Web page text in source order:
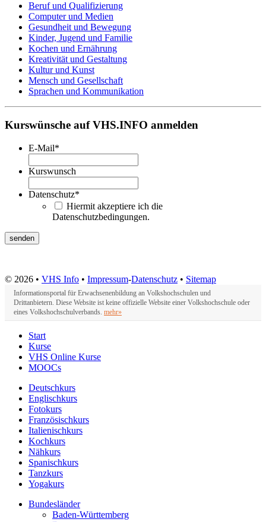
Beruf und Qualifizierung
Computer und Medien
Gesundheit und Bewegung
Kinder, Jugend und Familie
Kochen und Ernährung
Kreativität und Gestaltung
Kultur und Kunst
Mensch und Gesellschaft
Sprachen und Kommunikation
Kurswünsche auf VHS.INFO anmelden
E-Mail*
Kurswunsch
Datenschutz*
Hiermit akzeptiere ich die
Datenschutzbedingungen.
© 2026 • VHS Info • Impressum-Datenschutz • Sitemap
Informationsportal für Erwachsenenbildung an Volkshochschulen und
Drittanbietern. Diese Website ist keine offizielle Website einer Volkshochschule oder
eines Volkshochschulverbands. mehr»
Start
Kurse
VHS Online Kurse
MOOCs
Deutschkurs
Englischkurs
Fotokurs
Französischkurs
Italienischkurs
Kochkurs
Nähkurs
Spanischkurs
Tanzkurs
Yogakurs
Bundesländer
Baden-Württemberg